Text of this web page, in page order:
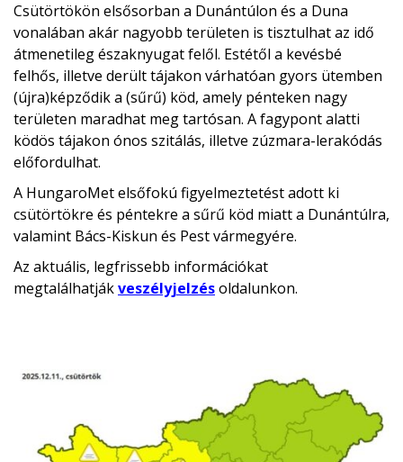
Csütörtökön elsősorban a Dunántúlon és a Duna
vonalában akár nagyobb területen is tisztulhat az idő
átmenetileg északnyugat felől. Estétől a kevésbé
felhős, illetve derült tájakon várhatóan gyors ütemben
(újra)képződik a (sűrű) köd, amely pénteken nagy
területen maradhat meg tartósan. A fagypont alatti
ködös tájakon ónos szitálás, illetve zúzmara-lerakódás
előfordulhat.
A HungaroMet elsőfokú figyelmeztetést adott ki
csütörtökre és péntekre a sűrű köd miatt a Dunántúlra,
valamint Bács-Kiskun és Pest vármegyére.
Az aktuális, legfrissebb információkat
megtalálhatjákveszélyjelzésoldalunkon.